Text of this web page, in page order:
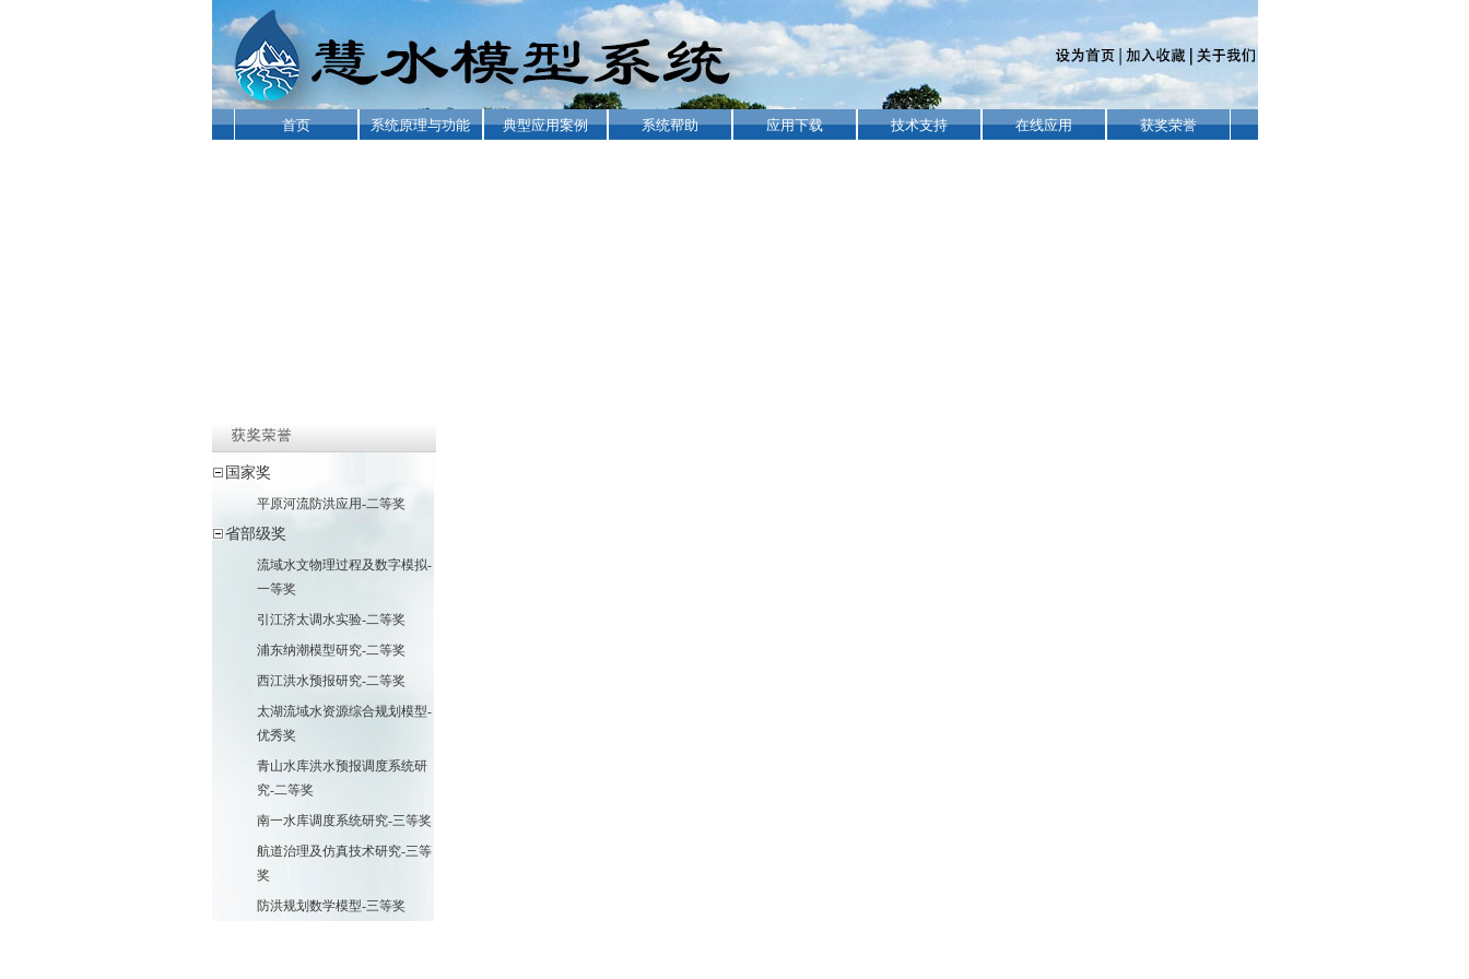
首页 系统原理与功能 典型应用案例 系统帮助 应用下载 技术支持 在线应用 获奖荣誉
国家奖
平原河流防洪应用-二等奖
省部级奖
流域水文物理过程及数字模拟-
一等奖
引江济太调水实验-二等奖
浦东纳潮模型研究-二等奖
西江洪水预报研究-二等奖
太湖流域水资源综合规划模型-
优秀奖
青山水库洪水预报调度系统研
究-二等奖
南一水库调度系统研究-三等奖
航道治理及仿真技术研究-三等
奖
防洪规划数学模型-三等奖